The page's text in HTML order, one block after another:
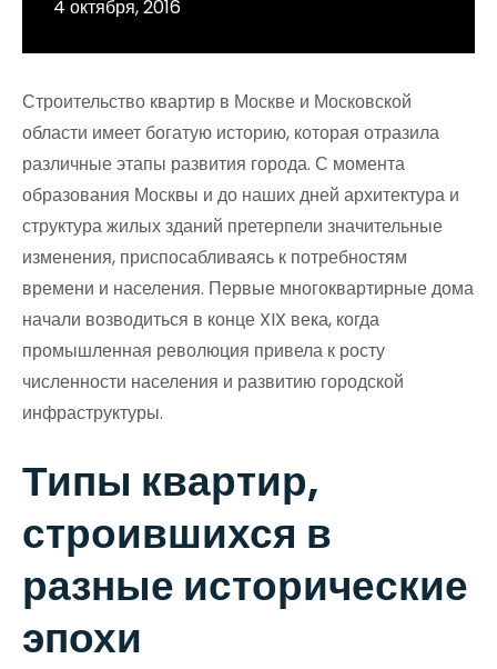
4 октября, 2016
Строительство квартир в Москве и Московской
области имеет богатую историю, которая отразила
различные этапы развития города. С момента
образования Москвы и до наших дней архитектура и
структура жилых зданий претерпели значительные
изменения, приспосабливаясь к потребностям
времени и населения. Первые многоквартирные дома
начали возводиться в конце XIX века, когда
промышленная революция привела к росту
численности населения и развитию городской
инфраструктуры.
Типы квартир,
строившихся в
разные исторические
эпохи